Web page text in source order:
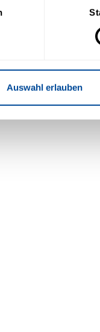
unserer
Auswahl erlauben